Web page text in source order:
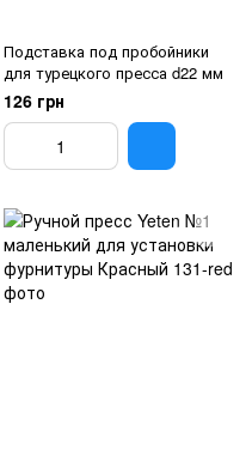
Подставка под пробойники
для турецкого пресса d22 мм
126 грн